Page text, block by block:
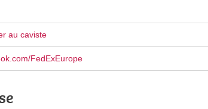
au caviste
FedExEurope